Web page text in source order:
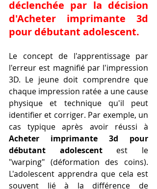
déclenchée par la décision
d'Acheter imprimante 3d
pour débutant adolescent.
Le concept de l'apprentissage par
l'erreur est magnifié par l'impression
3D. Le jeune doit comprendre que
chaque impression ratée a une cause
physique et technique qu'il peut
identifier et corriger. Par exemple, un
Acheter imprimante 3d pour
débutant adolescent est le
"warping" (déformation des coins).
L'adolescent apprendra que cela est
souvent lié à la différence de